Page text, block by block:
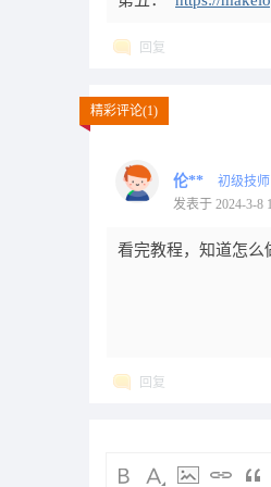
回复
精彩评论(1)
伦**
初级技师
发表于 2024-3-8
看完
回复